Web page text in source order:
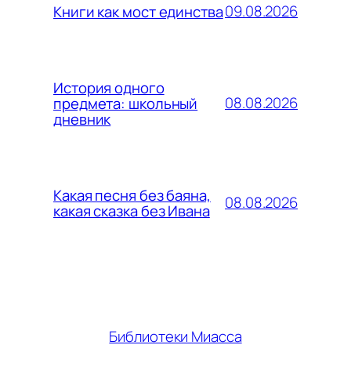
Книги как мост единства09.08.2026
История одного
предмета: школьный
дневник
08.08.2026
Какая песня без баяна,
какая сказка без Ивана 08.08.2026
Библиотеки Миасса